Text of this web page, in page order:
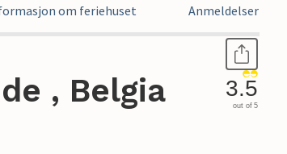
om feriehuset Anmeldelser
, Belgia 3.5
out of 5